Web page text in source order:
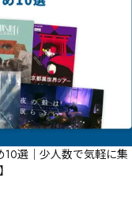
10選｜少人数で気軽に集